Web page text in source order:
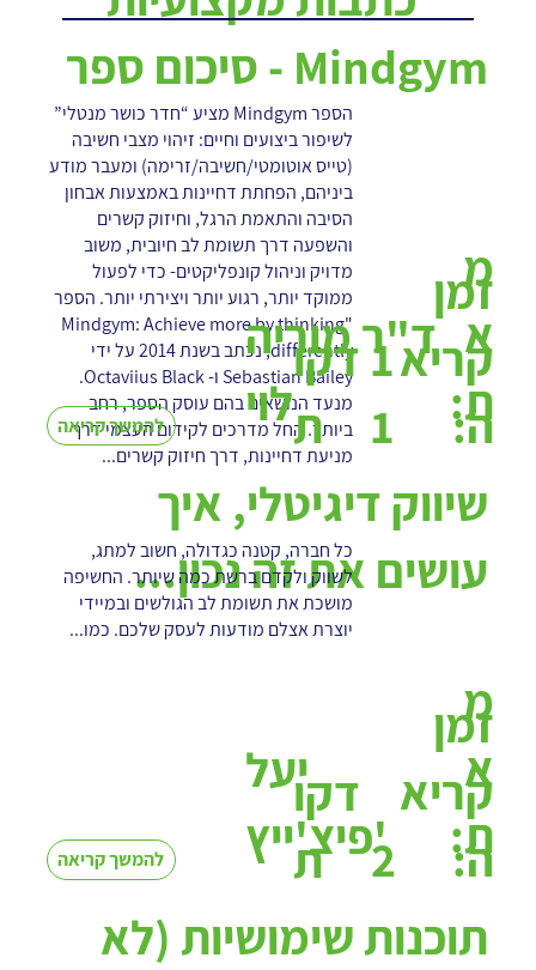
Mindgym - סיכום ספר
הספר Mindgym מציע “חדר כושר מנטלי”
לשיפור ביצועים וחיים: זיהוי מצבי חשיבה
(טייס אוטומטי/חשיבה/זרימה) ומעבר מודע
ביניהם, הפחתת דחיינות באמצעות אבחון
הסיבה והתאמת הרגל, וחיזוק קשרים
והשפעה דרך תשומת לב חיובית, משוב
מדויק וניהול קונפליקטים- כדי לפעול
ממוקד יותר, רגוע יותר ויצירתי יותר. הספר
"Mindgym: Achieve more by thinking
differently, נכתב בשנת 2014 על ידי
Sebastian Bailey ו- Octaviius Black.
מנעד הנושאים בהם עוסק הספר, רחב
ביותר. החל מדרכים לקידום העצמי דרך
מניעת דחיינות, דרך חיזוק קשרים...
ד"ר מוריה
לוי
מ
א
ת:
להמשך קריאה
דקו
ת
זמן
קריא
ה:
1
1
שיווק דיגיטלי, איך
עושים את זה נכון...
כל חברה, קטנה כגדולה, חשוב למתג,
לשווק ולקדם ברשת כמה שיותר. החשיפה
מושכת את תשומת לב הגולשים ובמיידי
יוצרת אצלם מודעות לעסק שלכם. כמו...
יעל
פיצ'ייץ'
מ
א
ת:
להמשך קריאה
דקו
ת
זמן
קריא
ה:
2
תוכנות שימושיות (לא